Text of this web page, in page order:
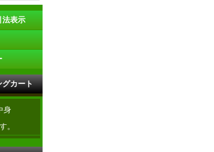
法表示
グカート
身
。